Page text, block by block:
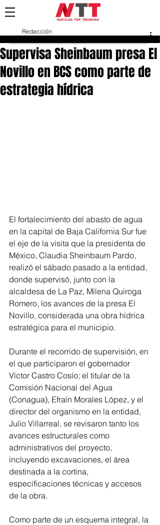
Supervisa Sheinbaum presa El
Novillo en BCS como parte de
estrategia hídrica
Redacción
El fortalecimiento del abasto de agua
en la capital de Baja California Sur fue
el eje de la visita que la presidenta de
México, Claudia Sheinbaum Pardo,
realizó el sábado pasado a la entidad,
donde supervisó, junto con la
alcaldesa de La Paz, Milena Quiroga
Romero, los avances de la presa El
Novillo, considerada una obra hídrica
estratégica para el municipio.
Durante el recorrido de supervisión, en
el que participaron el gobernador
Víctor Castro Cosío; el titular de la
Comisión Nacional del Agua
(Conagua), Efraín Morales López, y el
director del organismo en la entidad,
Julio Villarreal, se revisaron tanto los
avances estructurales como
administrativos del proyecto,
incluyendo excavaciones, el área
destinada a la cortina,
especificaciones técnicas y accesos
de la obra.
Como parte de un esquema integral, la